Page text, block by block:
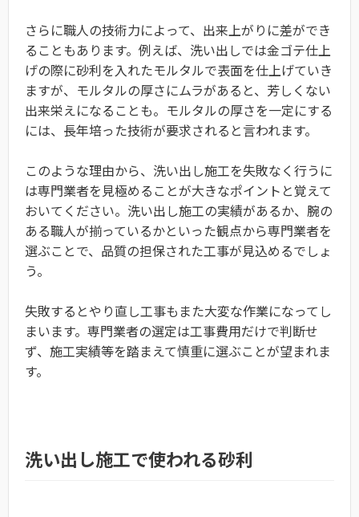
さらに職人の技術力によって、出来上がりに差ができ
ることもあります。例えば、洗い出しでは金ゴテ仕上
げの際に砂利を入れたモルタルで表面を仕上げていき
ますが、モルタルの厚さにムラがあると、芳しくない
出来栄えになることも。モルタルの厚さを一定にする
には、長年培った技術が要求されると言われます。
このような理由から、洗い出し施工を失敗なく行うに
は専門業者を見極めることが大きなポイントと覚えて
おいてください。洗い出し施工の実績があるか、腕の
ある職人が揃っているかといった観点から専門業者を
選ぶことで、品質の担保された工事が見込めるでしょ
う。
失敗するとやり直し工事もまた大変な作業になってし
まいます。専門業者の選定は工事費用だけで判断せ
ず、施工実績等を踏まえて慎重に選ぶことが望まれま
す。
洗い出し施工で使われる砂利